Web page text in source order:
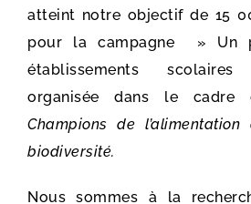
atteint notre objectif de 15
pour la campagne » Un
établissements
organisée dans le cadre
Champions de
biodiversité.
Nous sommes à la